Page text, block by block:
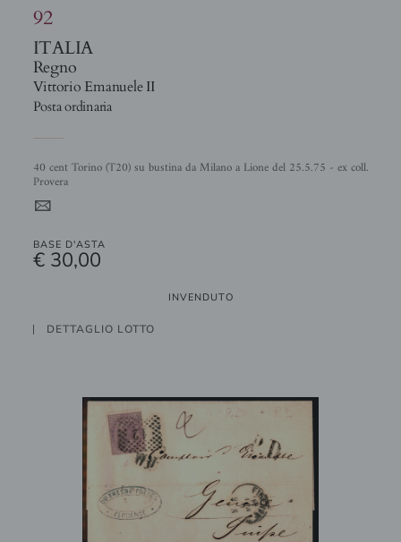
92
ITALIA
Regno
Vittorio Emanuele II
Posta ordinaria
40 cent Torino (T20) su bustina da Milano a Lione del 25.5.75 - ex coll.
Provera
4
BASE D'ASTA
€ 30,00
INVENDUTO
DETTAGLIO LOTTO